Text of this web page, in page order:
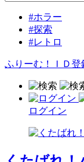
#ホラー
#探索
#レトロ
ふりーむ！ＩＤ登
ログイン